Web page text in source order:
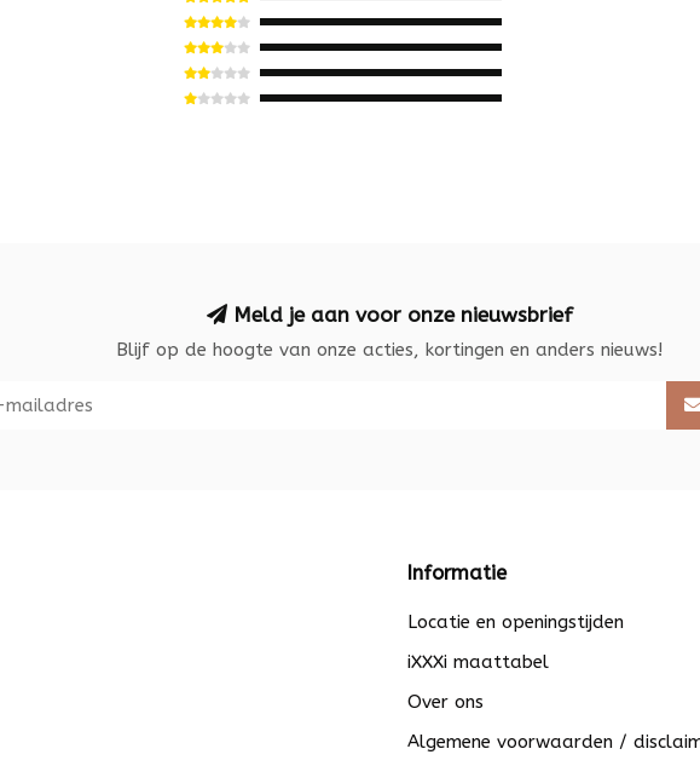
Meld je aan voor onze nieuwsbrief
Blijf op de hoogte van onze acties, kortingen en anders nieuws!
Informatie
Locatie en openingstijden
iXXXi maattabel
Over ons
Algemene voorwaarden /